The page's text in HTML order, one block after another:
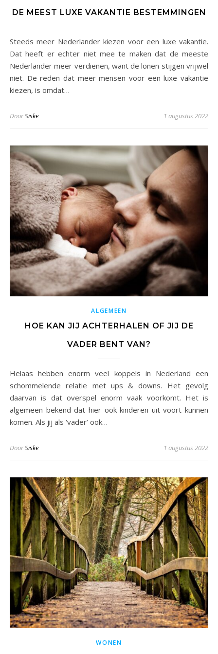
DE MEEST LUXE VAKANTIE BESTEMMINGEN
Steeds meer Nederlander kiezen voor een luxe vakantie.
Dat heeft er echter niet mee te maken dat de meeste
Nederlander meer verdienen, want de lonen stijgen vrijwel
niet. De reden dat meer mensen voor een luxe vakantie
kiezen, is omdat…
DoorSiske 1 augustus 2022
ALGEMEEN
HOE KAN JIJ ACHTERHALEN OF JIJ DE
VADER BENT VAN?
Helaas hebben enorm veel koppels in Nederland een
schommelende relatie met ups & downs. Het gevolg
daarvan is dat overspel enorm vaak voorkomt. Het is
algemeen bekend dat hier ook kinderen uit voort kunnen
komen. Als jij als ‘vader’ ook…
DoorSiske 1 augustus 2022
WONEN